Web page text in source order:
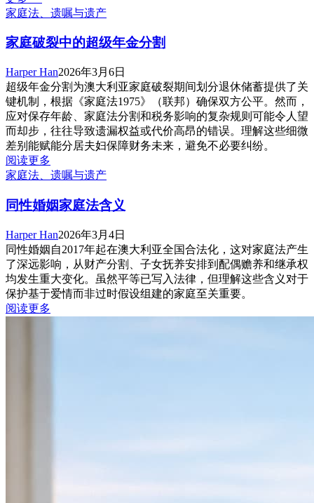
家庭法、遗嘱与遗产
家庭破裂中的超级年金分割
Harper Han2026年3月6日
超级年金分割为澳大利亚家庭破裂期间划分退休储蓄提供了关
键机制，根据《家庭法1975》（联邦）确保双方公平。然而，
应对保存年龄、家庭法分割和税务影响的复杂规则可能令人望
而却步，往往导致遗漏权益或代价高昂的错误。理解这些细微
差别能赋能分居夫妇保障财务未来，避免不必要纠纷。
阅读更多
家庭法、遗嘱与遗产
同性婚姻家庭法含义
Harper Han2026年3月4日
同性婚姻自2017年起在澳大利亚全国合法化，这对家庭法产生
了深远影响，从财产分割、子女抚养安排到配偶赡养和继承权
均发生重大变化。虽然平等已写入法律，但理解这些含义对于
保护基于爱情而非过时假设组建的家庭至关重要。
阅读更多